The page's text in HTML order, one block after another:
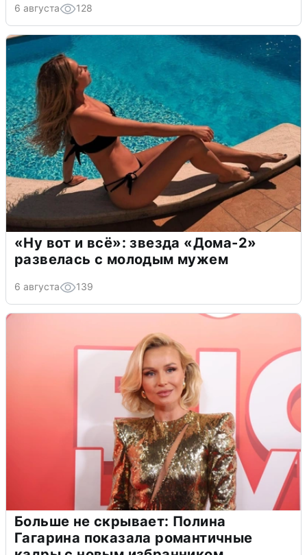
6 августа 128
«Ну вот и всё»: звезда «Дома-2»
развелась с молодым мужем
6 августа 139
Больше не скрывает: Полина
Гагарина показала романтичные